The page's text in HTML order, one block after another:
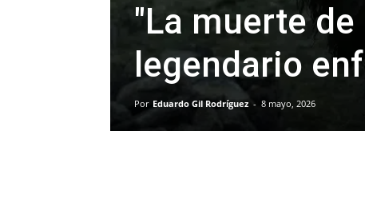
"La muerte
legendario
Por Eduardo Gil Rodríguez - 8 mayo, 2026